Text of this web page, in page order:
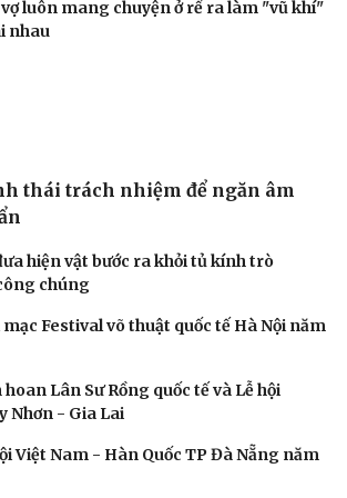
tin về người Việt Nam bị thương vong do
Bản
người Việt Nam bị thương vong trong
Kumamoto
từ bỏ pin tháo rời trên điện thoại?